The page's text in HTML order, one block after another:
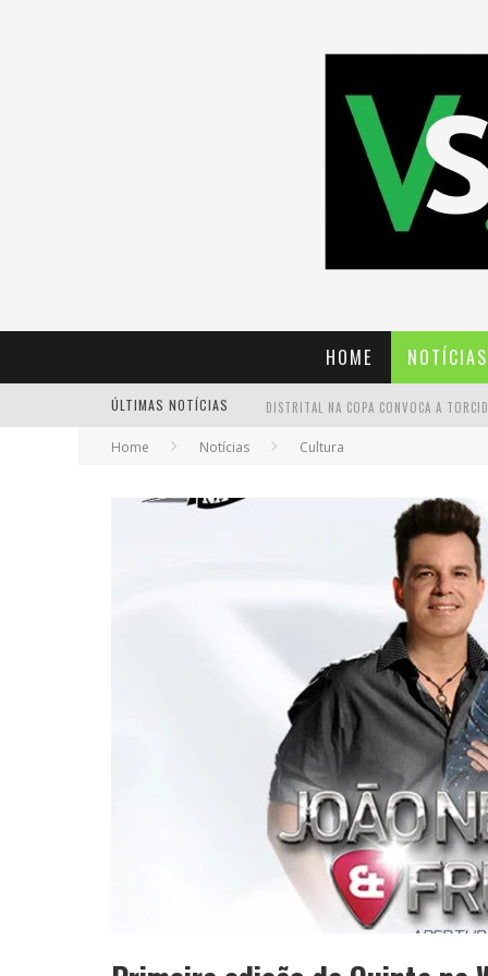
HOME NOTÍCIAS
ÚLTIMAS NOTÍCIAS
Home Notícias Cultura